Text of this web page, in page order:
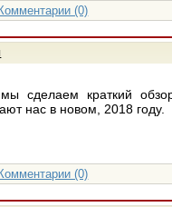
(0)
сделаем краткий
нас в новом, 2018 году.
(0)